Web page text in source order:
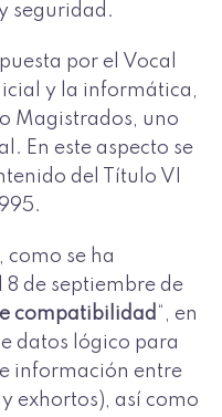
seguridad.
por el Vocal
y la informática,
Magistrados, uno
En este aspecto se
del Título VI
como se ha
de septiembre de
compatibilidad “, en
datos lógico para
información entre
exhortos), así como